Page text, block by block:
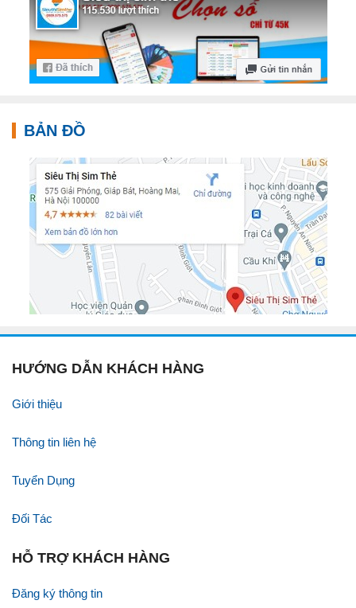
BẢN ĐỒ
HƯỚNG DẪN KHÁCH HÀNG
Giới thiệu
Thông tin liên hệ
Tuyển Dụng
Đối Tác
HỖ TRỢ KHÁCH HÀNG
Đăng ký thông tin